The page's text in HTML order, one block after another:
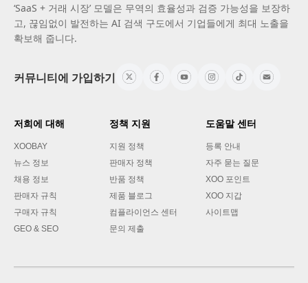
‘SaaS + 거래 시장’ 모델은 무역의 효율성과 검증 가능성을 보장하
고, 끊임없이 발전하는 AI 검색 구도에서 기업들에게 최대 노출을
확보해 줍니다.
커뮤니티에 가입하기
저희에 대해
XOOBAY
뉴스 정보
채용 정보
판매자 규칙
구매자 규칙
GEO & SEO
정책 지원
지원 정책
판매자 정책
반품 정책
제품 블로그
컴플라이언스 센터
문의 제출
도움말 센터
등록 안내
자주 묻는 질문
XOO 포인트
XOO 지갑
사이트맵